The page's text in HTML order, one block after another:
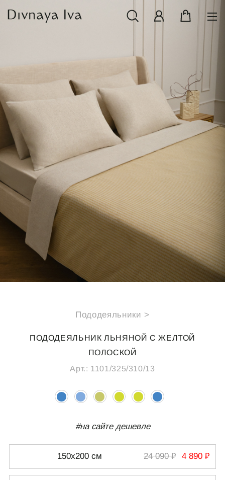
Пододеяльники >
ПОДОДЕЯЛЬНИК ЛЬНЯНОЙ С ЖЕЛТОЙ
ПОЛОСКОЙ
Арт.: 1101/325/310/13
#на сайте дешевле
150х200 см 24 090 ₽ 4 890 ₽
СМОТРЕТЬ ВСЕ
РАСПРОДАЖА
ПОСУДА И СЕРВИРОВКА
ТЕКСТИЛЬ ДЛЯ ДОМА
ДЕКОР ДЛЯ ДОМА
МЕБЕЛЬ
КОЛЛЕКЦИИ ПОСТЕЛЬНОГО БЕЛЬЯ
КОЛЛЕКЦИЯ ИЗ МАССИВА ДУБА
СПЕЦИАЛЬНЫЕ ПРЕДЛОЖЕНИЯ
ИДЕИ ДЛЯ ПОДАРКОВ
ПОДАРОЧНАЯ КАРТА
Каталог
ПОКУПАТЕЛЯМ
Подарочная карта
Доставка
Оплата
Обмен и возврат
B2B
Полезные статьи